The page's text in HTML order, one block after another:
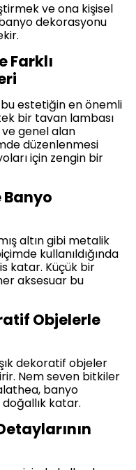
ve ona kişisel
dekorasyonu
Farklı
estetiğin en önemli
bir tavan lambası
ve genel alan
düzenlenmesi
için zengin bir
altın gibi metalik
kullanıldığında
katar. Küçük bir
aksesuar bu
Objelerle
dekoratif objeler
Nem seven bitkiler
banyo
katar.